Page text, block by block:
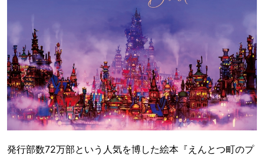
発行部数72万部という人気を博した絵本『えんとつ町のプ